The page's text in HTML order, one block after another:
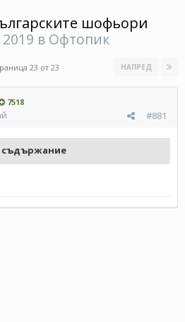
шофьори
в Офтопик
НАПРЕД
23 от 23
7518
#881
съдържание